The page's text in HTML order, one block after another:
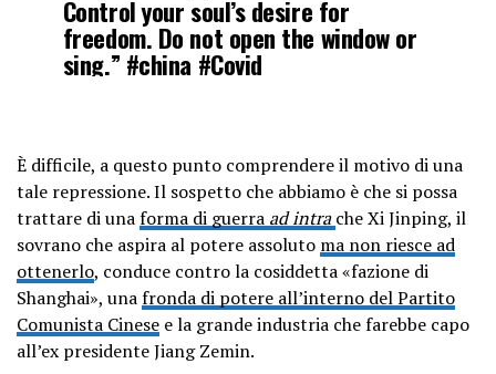
2022
Control your soul’s desire for
freedom. Do not open the window or
sing.” #china #Covid
— The RAGE X (@theragex)April 9,
2022
È difficile, a questo punto comprendere il motivo di una
tale repressione. Il sospetto che abbiamo è che si possa
trattare di unaforma di guerra ad intra che Xi Jinping, il
sovrano che aspira al potere assoluto ma non riesce ad
ottenerlo, conduce contro la cosiddetta «fazione di
Shanghai», unafronda di potere all’interno del Partito
Comunista Cinese e la grande industria che farebbe capo
all’ex presidente Jiang Zemin.